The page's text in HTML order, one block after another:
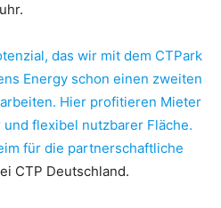
das wir mit dem CTPark
Energy schon einen zweiten
Hier profitieren Mieter
flexibel nutzbarer Fläche.
für die partnerschaftliche
CTP Deutschland.